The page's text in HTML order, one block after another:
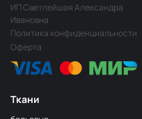
Ткани
ИП Светлейшая Александра
Ивановна
Политика конфиденциальности
Оферта